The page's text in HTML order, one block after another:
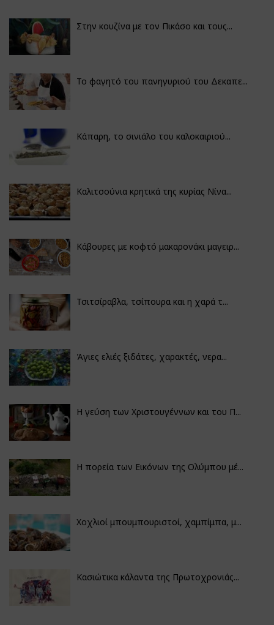
Στην κουζίνα με τον Πικάσο και τους...
Το φαγητό του πανηγυριού του Δεκαπε...
Κάπαρη, το σινιάλο του καλοκαιριού...
Καλιτσούνια κρητικά της κυρίας Νίνα...
Κάβουρες με κοφτό μακαρονάκι μαγειρ...
Τσιτσίραβλα, τσίπουρα και η χαρά τ...
Άγιες ελιές ξιδάτες, χαρακτές, νερα...
Η γεύση των Χριστουγέννων και του Π...
Η πορεία των Εικόνων της Ολύμπου μέ...
Χοχλιοί μπουμπουριστοί, χαμπίμπα, μ...
Κασιώτικα κάλαντα της Πρωτοχρονιάς...